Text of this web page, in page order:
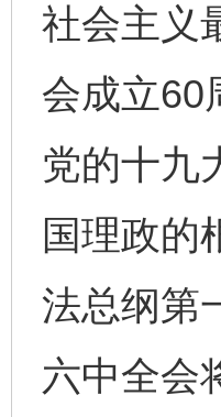
社会主义
会成立60
党的十九
国理政的
法总纲第
六中全会